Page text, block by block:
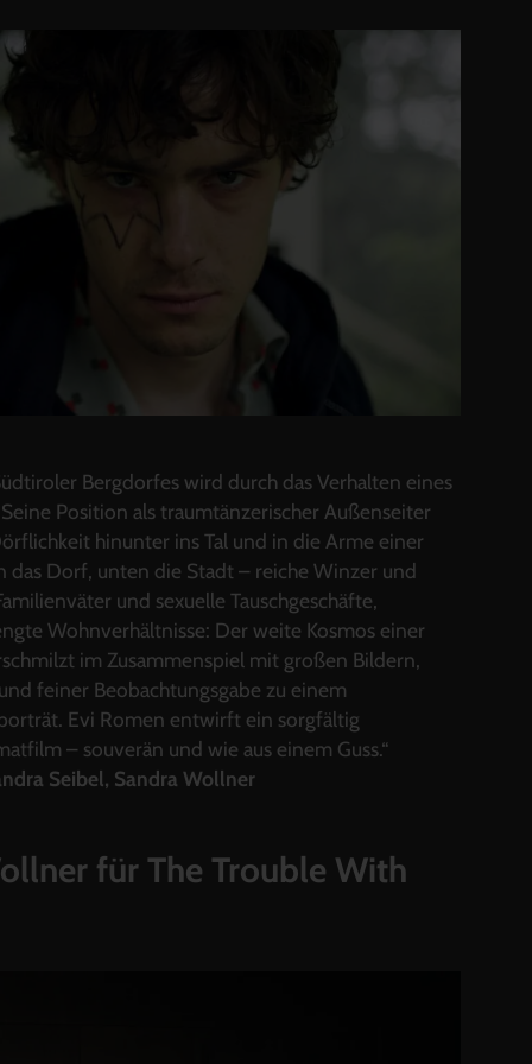
Bergdorfes wird durch das Verhalten eines
Position als traumtänzerischer Außenseiter
hinunter ins Tal und in die Arme einer
das Dorf, unten die Stadt – reiche Winzer und
und sexuelle Tauschgeschäfte,
Wohnverhältnisse: Der weite Kosmos einer
im Zusammenspiel mit großen Bildern,
feiner Beobachtungsgabe zu einem
Evi Romen entwirft ein sorgfältig
– souverän und wie aus einem Guss.“
Seibel, Sandra Wollner
fürThe Trouble With